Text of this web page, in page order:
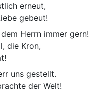
erneut,
gebeut!
Herrn immer gern!
die Kron,
uns gestellt.
der Welt!